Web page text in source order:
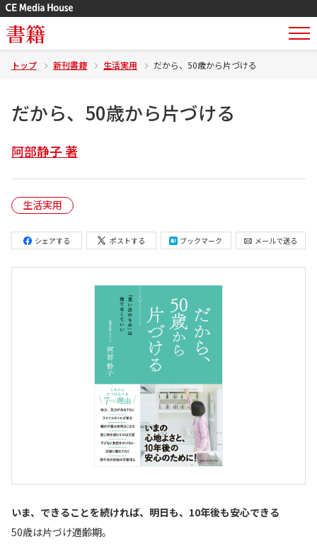
書籍
トップ 新刊書籍 生活実用 だから、50歳から片づける
だから、50歳から片づける
阿部静子 著
生活実用
シェアする ポストする ブックマーク メールで送る
いま、できることを続ければ、明日も、10年後も安心できる
50歳は片づけ適齢期。